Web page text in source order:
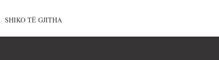
SHIKO TË GJITHA